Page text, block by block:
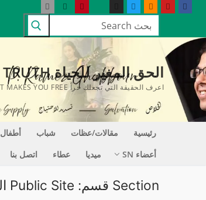
التجاوز
المحتوى
البحث
عن:
الحق المغير للحياة LIFE CHANGING TRUTH
اعرف الحقيقة التي تجعلك حراً KNOW THE TRUTH THAT MAKES YOU FREE
رئيسية مقالات/عظات شباب أطفال
أعضاء SN
ميديا عطاء اتصل بنا
Section قسم: Public Site الموقع العام